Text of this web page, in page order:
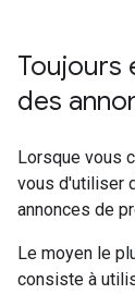
Toujours
des
Lorsque vous
vous d'utiliser
annonces de
Le moyen le
consiste à